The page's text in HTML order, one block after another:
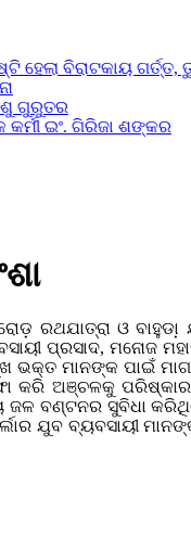
ବିରାଟକାୟ ଗର୍ତ୍ତ, ତୁରନ୍ତ
ଇଂ. ଗିରିଜା ଶଙ୍କର
ରଥଯାତ୍ରା ଓ
ପ୍ରସାଦ, ମନୋଜ
ଭକ୍ତ ମାନଙ୍କ ପାଇଁ
କରି ଅଞ୍ଚଳକୁ
ବଣ୍ଟନର ସୁବିଧା
ଯୁବ ବ୍ୟବସାୟୀ